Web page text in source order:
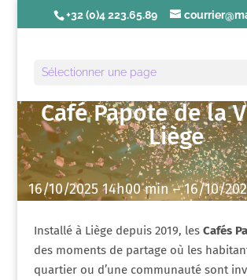
+32 (0)4 223.65.89
Sélectionner une page
Café Papote de la
Liège
16/10/2025 14h00 min – 16/10/
Installé à Liège depuis 2019, les Cafés
des moments de partage où les
quartier ou d’une communauté sont